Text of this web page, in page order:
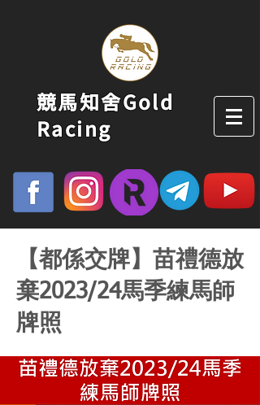
競馬知舍Gold
Racing
【都係交牌】苗禮德放
棄2023/24馬季練馬師
牌照